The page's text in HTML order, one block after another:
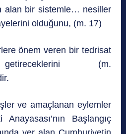
alan bir sistemle… nesiller
olduğunu, (m. 17)
önem veren bir tedrisat
(m.
ve amaçlanan eylemler
Başlangıç